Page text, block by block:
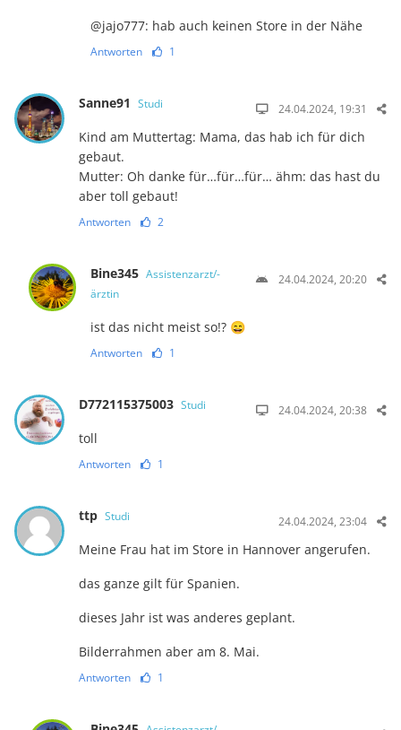
@jajo777: hab auch keinen Store in der Nähe
Antworten 1
Sanne91 Studi 24.04.2024, 19:31
Kind am Muttertag: Mama, das hab ich für dich
gebaut.
Mutter: Oh danke für…für…für… ähm: das hast du
aber toll gebaut!
Antworten 2
Bine345 Assistenzarzt/-
ärztin
24.04.2024, 20:20
ist das nicht meist so!? 😄
Antworten 1
D772115375003 Studi 24.04.2024, 20:38
toll
Antworten 1
ttp Studi 24.04.2024, 23:04
Meine Frau hat im Store in Hannover angerufen.
das ganze gilt für Spanien.
dieses Jahr ist was anderes geplant.
Bilderrahmen aber am 8. Mai.
Antworten 1